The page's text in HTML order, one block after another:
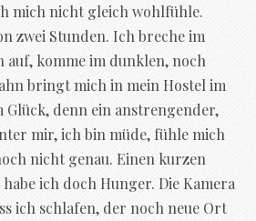
mich nicht gleich wohlfühle.
zwei Stunden. Ich breche im
komme im dunklen, noch
bringt mich in mein Hostel im
Glück, denn ein anstrengender,
mir, ich bin müde, fühle mich
nicht genau. Einen kurzen
ich doch Hunger. Die Kamera
ich schlafen, der noch neue Ort